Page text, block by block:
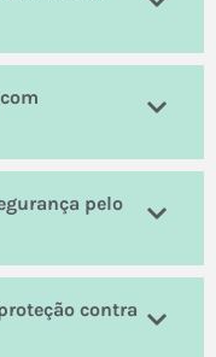
pelo
contra